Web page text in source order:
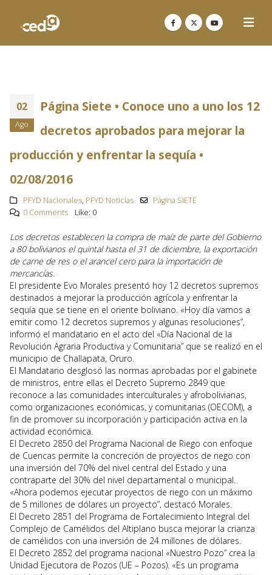
02
Ago
Página Siete • Conoce uno a uno los 12
decretos aprobados para mejorar la
producción y enfrentar la sequía •
02/08/2016
PFYD Nacionales, PFYD Noticias
Página SIETE
0 Comments
Like: 0
Los decretos establecen la compra de maíz de parte del Gobierno
a 80 bolivianos el quintal hasta el 31 de diciembre, la exportación
de carne de res o el arancel cero para la importación de
mercancías.
El presidente Evo Morales presentó hoy 12 decretos supremos
destinados a mejorar la producción agrícola y enfrentar la
sequía que se tiene en el oriente boliviano. «Hoy día vamos a
emitir como 12 decretos supremos y algunas resoluciones”,
informó el mandatario en el acto del «Día Nacional de la
Revolución Agraria Productiva y Comunitaria” que se realizó en el
municipio de Challapata, Oruro.
El Mandatario desglosó las normas aprobadas por el gabinete
de ministros, entre ellas el Decreto Supremo 2849 que
reconoce a las comunidades interculturales y afrobolivianas,
como organizaciones económicas, y comunitarias (OECOM), a
fin de promover su incorporación y participación activa en la
actividad económica.
El Decreto 2850 del Programa Nacional de Riego con enfoque
de Cuencas permite la concreción de proyectos de riego con
una inversión del 70% del nivel central del Estado y una
contraparte del 30% del nivel departamental o municipal.
«Ahora podemos ejecutar proyectos de riego con un máximo
de 5 millones de dólares un proyecto”, destacó Morales.
El Decreto 2851 del Programa de Fortalecimiento Integral del
Complejo de Camélidos del Altiplano busca mejorar la crianza
de camélidos con una inversión de 24 millones de dólares.
El Decreto 2852 del programa nacional «Nuestro Pozo” crea la
Unidad Ejecutora de Pozos (UE – Pozos). «Es un programa